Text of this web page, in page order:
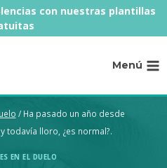
con nuestras plantillas
Menú
/ Ha pasado un año desde
todavía lloro, ¿es normal?.
EN EL DUELO